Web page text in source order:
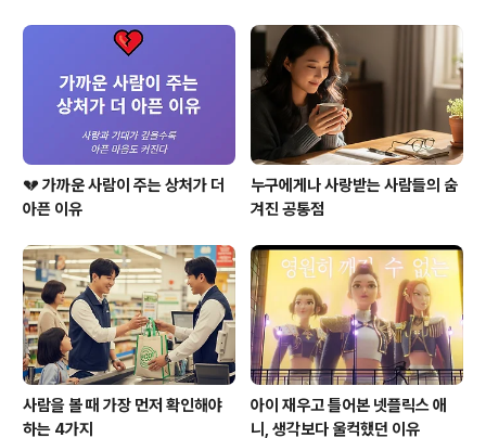
💔 가까운 사람이 주는 상처가 더
아픈 이유
누구에게나 사랑받는 사람들의 숨
겨진 공통점
사람을 볼 때 가장 먼저 확인해야
하는 4가지
아이 재우고 틀어본 넷플릭스 애
니, 생각보다 울컥했던 이유